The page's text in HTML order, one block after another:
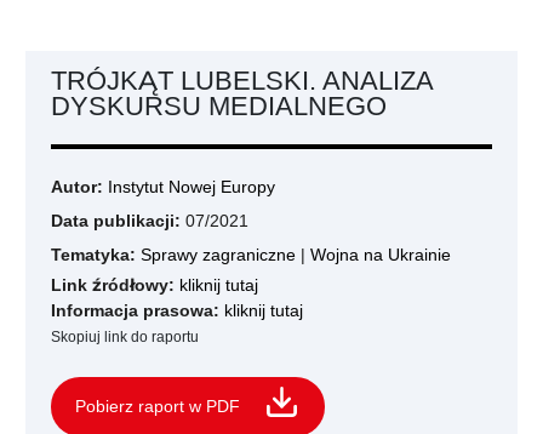
TRÓJKĄT LUBELSKI. ANALIZA
DYSKURSU MEDIALNEGO
Autor: Instytut Nowej Europy
Data publikacji: 07/2021
Tematyka: Sprawy zagraniczne | Wojna na Ukrainie
Link źródłowy: kliknij tutaj
Informacja prasowa: kliknij tutaj
Skopiuj link do raportu
Pobierz raport w PDF